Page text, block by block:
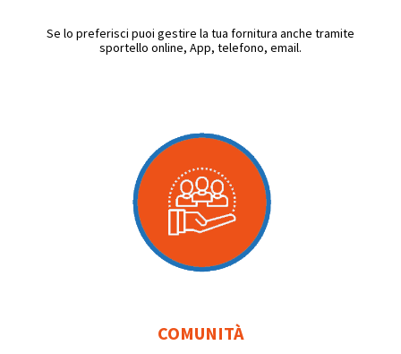
Se lo preferisci puoi gestire la tua fornitura anche tramite
sportello online, App, telefono, email.
COMUNITÀ